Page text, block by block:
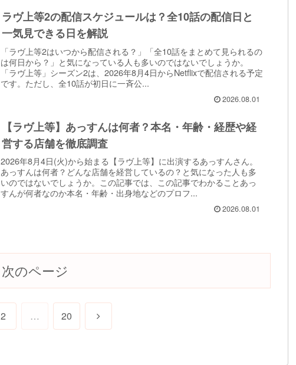
ラヴ上等2の配信スケジュールは？全10話の配信日と
一気見できる日を解説
「ラヴ上等2はいつから配信される？」「全10話をまとめて見られるの
は何日から？」と気になっている人も多いのではないでしょうか。
「ラヴ上等」シーズン2は、2026年8月4日からNetflixで配信される予定
です。ただし、全10話が初日に一斉公...
2026.08.01
【ラヴ上等】あっすんは何者？本名・年齢・経歴や経
営する店舗を徹底調査
2026年8月4日(火)から始まる【ラヴ上等】に出演するあっすんさん。
あっすんは何者？どんな店舗を経営しているの？と気になった人も多
いのではないでしょうか。この記事では、この記事でわかることあっ
すんが何者なのか本名・年齢・出身地などのプロフ...
2026.08.01
次のページ
2 … 20
次